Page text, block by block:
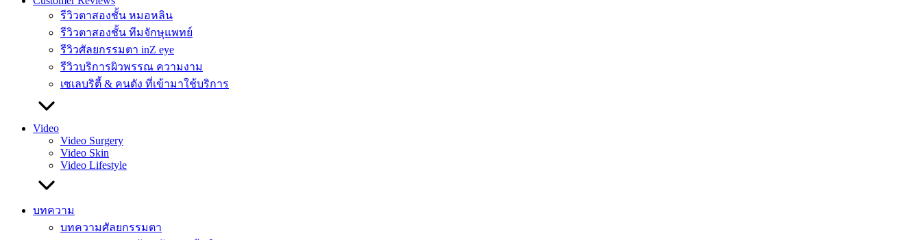
รีวิวตาสองชั้น หมอหลิน
รีวิวตาสองชั้น ทีมจักษุแพทย์
รีวิวศัลยกรรมตา inZ eye
รีวิวบริการผิวพรรณ ความงาม
เซเลบริตี้ & คนดัง ที่เข้ามาใช้บริการ
Video
Video Surgery
Video Skin
Video Lifestyle
บทความ
บทความศัลยกรรมตา